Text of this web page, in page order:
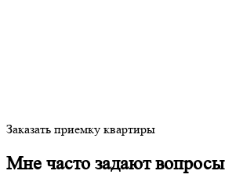
Заказать приемку квартиры
Мне часто задают вопросы